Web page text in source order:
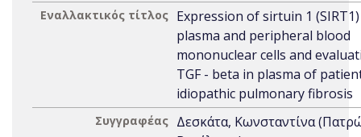
Εναλλακτικός τίτλος Expression of sirtuin 1
plasma and peripheral blood
mononuclear cells and
TGF - beta in plasma of
idiopathic pulmonary fibrosis
Συγγραφέας Δεσκάτα, Κωνσταντίνα